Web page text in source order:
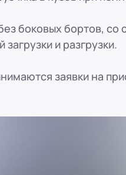
боковых бортов, со
и разгрузки.
заявки на